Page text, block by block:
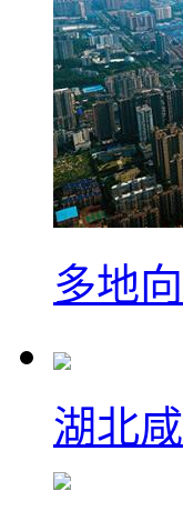
多地
湖北